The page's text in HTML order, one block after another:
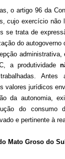
o artigo 96 da
cujo exercício não
se trata de
do autogoverno
administrativa,
a produtividade
Antes
valores jurídicos
autonomia,
do consumo
e pertinente à
Mato Groso do Sul